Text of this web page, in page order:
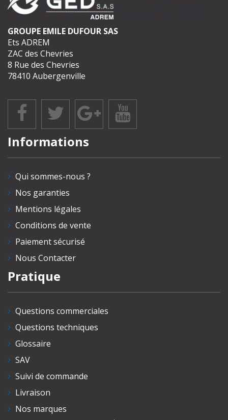
GROUPE EMILE DUFOUR SAS
Ets ADREM
ZAC des Chevries
8 Rue des Chevries
78410 Aubergenville
Informations
Qui sommes-nous ?
Nos garanties
Mentions légales
Conditions de vente
Paiement sécurisé
Nous Contacter
Pratique
Questions commerciales
Questions techniques
Glossaire
SAV
Suivi de commande
Livraison
Nos marques